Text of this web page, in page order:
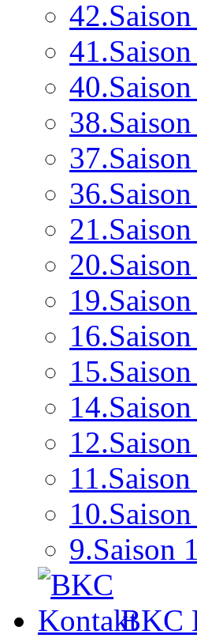
9.Saison
BKC